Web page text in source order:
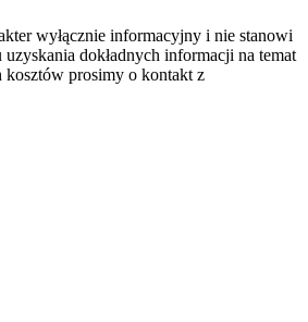
wyłącznie informacyjny i nie stanowi
dokładnych informacji na temat
kosztów prosimy o kontakt z